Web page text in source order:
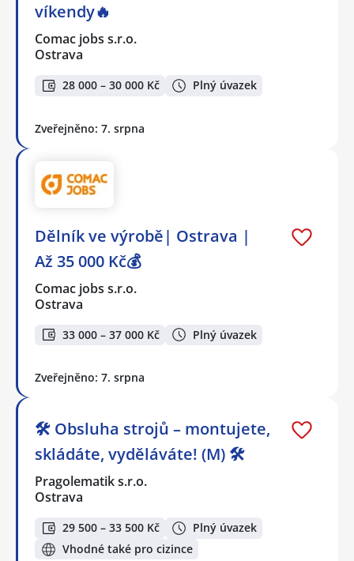
víkendy🔥
Comac jobs s.r.o.
Ostrava
28 000 – 30 000 Kč Plný úvazek
Zveřejněno: 7. srpna
Dělník ve výrobě| Ostrava |
Až 35 000 Kč💰
Comac jobs s.r.o.
Ostrava
33 000 – 37 000 Kč Plný úvazek
Zveřejněno: 7. srpna
🛠️ Obsluha strojů – montujete,
skládáte, vyděláváte! (M) 🛠️
Pragolematik s.r.o.
Ostrava
29 500 – 33 500 Kč
Plný úvazek
Vhodné také pro cizince